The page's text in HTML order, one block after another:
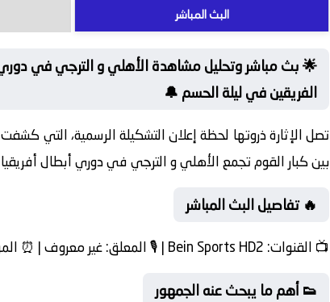
البث المباشر
🌟 بث مباشر وتحليل مشاهدة الأهلي و الترجي في دوري
الفريقين في ليلة الحسم 🔔
تصل الإثارة ذروتها لحظة إعلان التشكيلة الرسمية، التي
بين كبار القوم تجمع الأهلي و الترجي في دوري أبطال أفريقيا
🔥 تفاصيل البث المباشر
📺 القنوات: المعلق:غير معروف | ⏰
👟 أهم ما يبحث عنه الجمهور